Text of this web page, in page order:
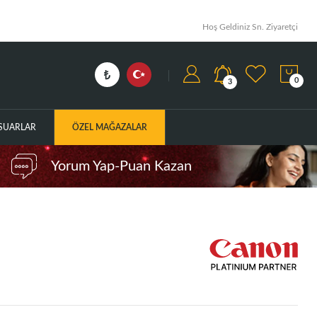
Hoş Geldiniz Sn. Ziyaretçi
3 0
ÖZEL MAĞAZALAR
Yorum Yap-Puan Kazan